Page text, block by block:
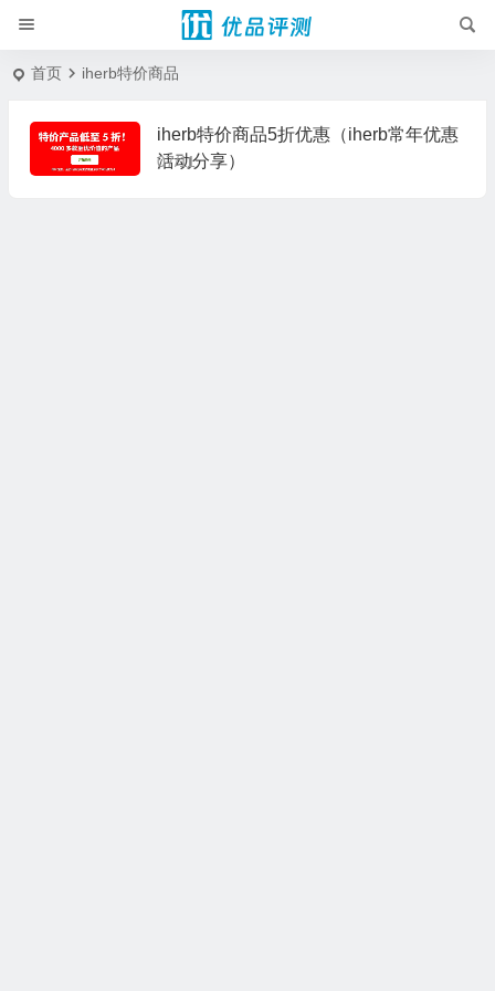
首页 iherb特价商品
iherb特价商品5折优惠（iherb常年优惠
活动分享）
07/11